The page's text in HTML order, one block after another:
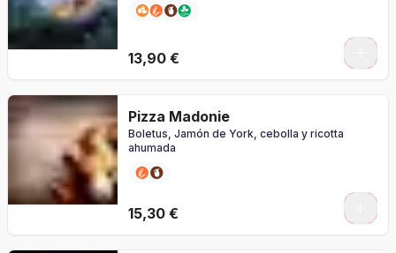
13,90 €
Pizza Madonie
Boletus, Jamón de York, cebolla y ricotta
ahumada
15,30 €